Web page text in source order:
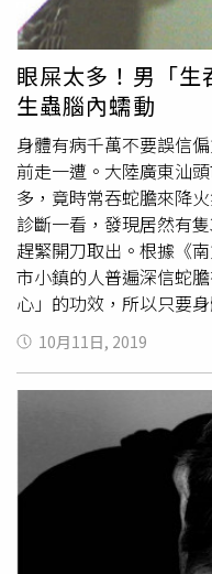
眼屎太多！男「
生蟲腦內蠕動
身體有病千萬不要誤信
前走一遭。大陸廣東汕
多，竟時常吞蛇膽來降
診斷一看，發現居然有
趕緊開刀取出。根據《
市小鎮的人普遍深信蛇
心」的功效，所以只要
狀，就會找蛇膽來吃。
抽搐昏倒，接著陷入昏
報）第一間醫院指出，
於病變的位置在腦部功
第二間醫院則發現，佔
基底節區，符合寄生蟲
化驗，
抗體結果
色曼氏裂頭絛蟲取出。
上看，蛇膽的確具有清
過嚴格加工的，而沒加
10月11日, 2019